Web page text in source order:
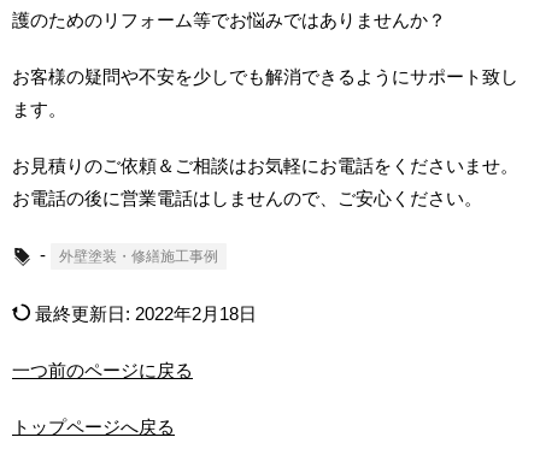
護のためのリフォーム等でお悩みではありませんか？
お客様の疑問や不安を少しでも解消できるようにサポート致し
ます。
お見積りのご依頼＆ご相談はお気軽にお電話をくださいませ。
お電話の後に営業電話はしませんので、ご安心ください。
- 外壁塗装・修繕施工事例
最終更新日: 2022年2月18日
一つ前のページに戻る
トップページへ戻る